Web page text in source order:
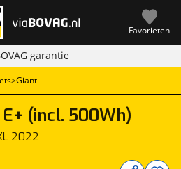
Favorieten
garantie
>Giant
(incl. 500Wh)
XL 2022
1/1